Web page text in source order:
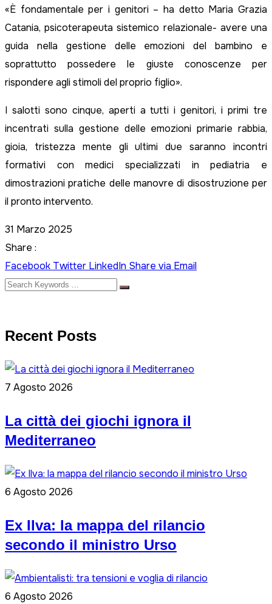
«È fondamentale per i genitori – ha detto Maria Grazia
Catania, psicoterapeuta sistemico relazionale- avere una
guida nella gestione delle emozioni del bambino e
soprattutto possedere le giuste conoscenze per
rispondere agli stimoli del proprio figlio».
I salotti sono cinque, aperti a tutti i genitori, i primi tre
incentrati sulla gestione delle emozioni primarie rabbia,
gioia, tristezza mente gli ultimi due saranno incontri
formativi con medici specializzati in pediatria e
dimostrazioni pratiche delle manovre di disostruzione per
il pronto intervento.
31 Marzo 2025
Share :
Facebook Twitter LinkedIn Share via Email
Recent Posts
7 Agosto 2026
La città dei giochi ignora il
Mediterraneo
6 Agosto 2026
Ex Ilva: la mappa del rilancio
secondo il ministro Urso
6 Agosto 2026